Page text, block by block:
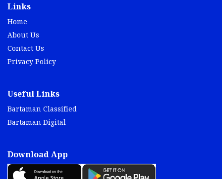
Links
Home
About Us
Contact Us
Privacy Policy
Useful Links
Bartaman Classified
Bartaman Digital
Download App